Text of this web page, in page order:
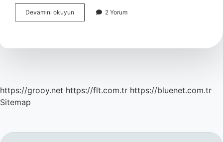
Devamını okuyun
affetmek
2 Yorum
https://grooy.net https://flt.com.tr https://bluenet.com.tr
Sitemap